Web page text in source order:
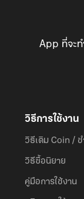
App ที่จะ
วิธีการใช้งาน
วิธีเติม Coin / ช
วิธีซื้อนิยาย
คู่มือการใช้งาน